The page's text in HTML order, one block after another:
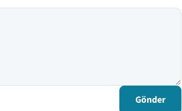
Gönder